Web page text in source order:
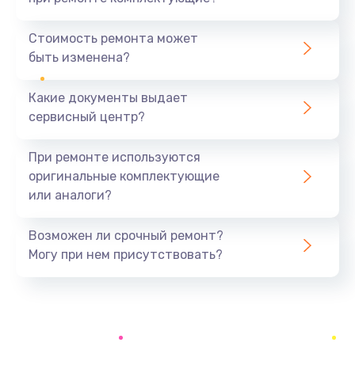
1440 руб.
Ремонт южного моста
Замена батарейки BIOS
Заказать
Стоимость ремонта может
быть изменена?
Какие документы выдает
сервисный центр?
При ремонте используются
оригинальные комплектующие
или аналоги?
Возможен ли срочный ремонт?
Могу при нем присутствовать?